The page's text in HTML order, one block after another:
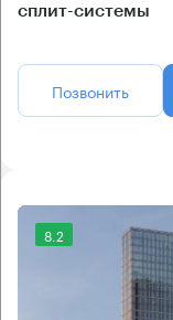
сплит-системы
Позвонить
8.2